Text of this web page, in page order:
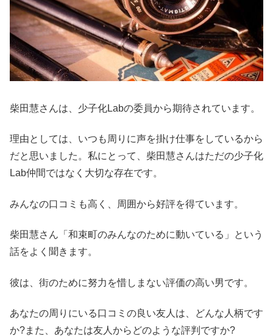
柴田慧さんは、少子化Labの委員から期待されています。
理由としては、いつも周りに声を掛け仕事をしているから
だと思いました。私にとって、柴田慧さんはただの少子化
Lab仲間ではなく大切な存在です。
みんなの口コミも高く、周囲から好評を得ています。
柴田慧さん「和束町のみんなのために動いている」という
話をよく聞きます。
彼は、街のために努力を惜しまない評価の高い男です。
あなたの周りにいる口コミの良い友人は、どんな人柄です
か?また、あなたは友人からどのような評判ですか?